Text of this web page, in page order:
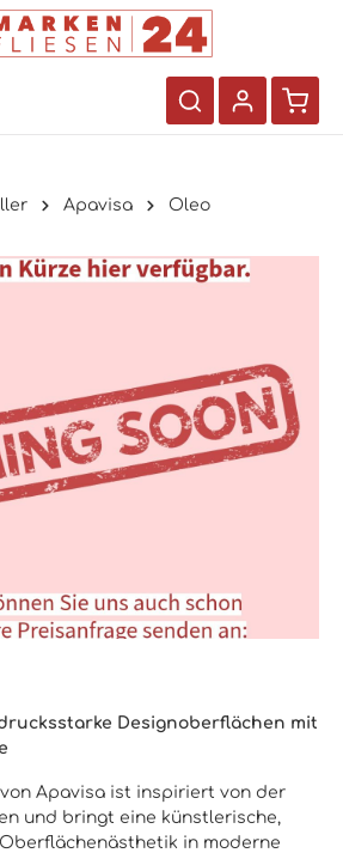
Apavisa Oleo
Designoberflächen mit
Apavisa ist inspiriert von der
und bringt eine künstlerische,
in moderne